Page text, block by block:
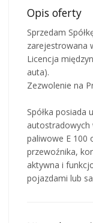
Opis oferty
Sprzedam
zarejestrowana
Licencja
auta).
Zezwolenie na
Spółka posiada
autostradowych
paliwowe E 100
przewoźnika,
aktywna i
pojazdami lub